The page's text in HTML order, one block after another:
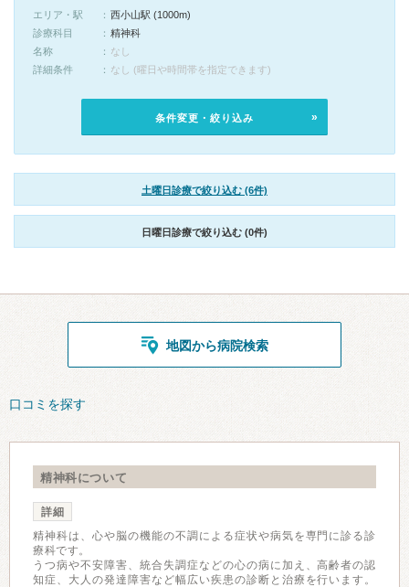
エリア・駅
西小山駅 (1000m)
診療科目
精神科
名称
なし
詳細条件
なし (曜日や時間帯を指定できます)
条件変更・絞り込み
土曜日診療で絞り込む (6件)
日曜日診療で絞り込む (0件)
地図から病院検索
口コミを探す
精神科について
詳細
精神科は、心や脳の機能の不調による症状や病気を専門に診る診
療科です。
うつ病や不安障害、統合失調症などの心の病に加え、高齢者の認
知症、大人の発達障害など幅広い疾患の診断と治療を行います。